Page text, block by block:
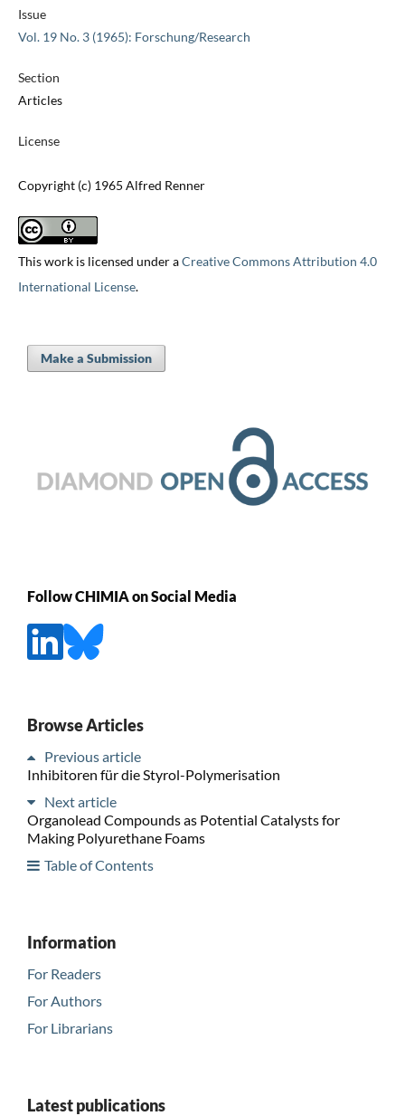
Issue
Vol. 19 No. 3 (1965): Forschung/Research
Section
Articles
License
Copyright (c) 1965 Alfred Renner
This work is licensed under aCreative Commons Attribution 4.0
International License.
Make a Submission
Follow CHIMIA on Social Media
Browse Articles
Previous article
Inhibitoren für die Styrol-Polymerisation
Next article
Organolead Compounds as Potential Catalysts for
Making Polyurethane Foams
Table of Contents
Information
For Readers
For Authors
For Librarians
Latest publications